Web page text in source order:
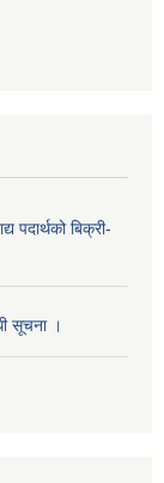
पदार्थको बिक्री-
सूचना ।